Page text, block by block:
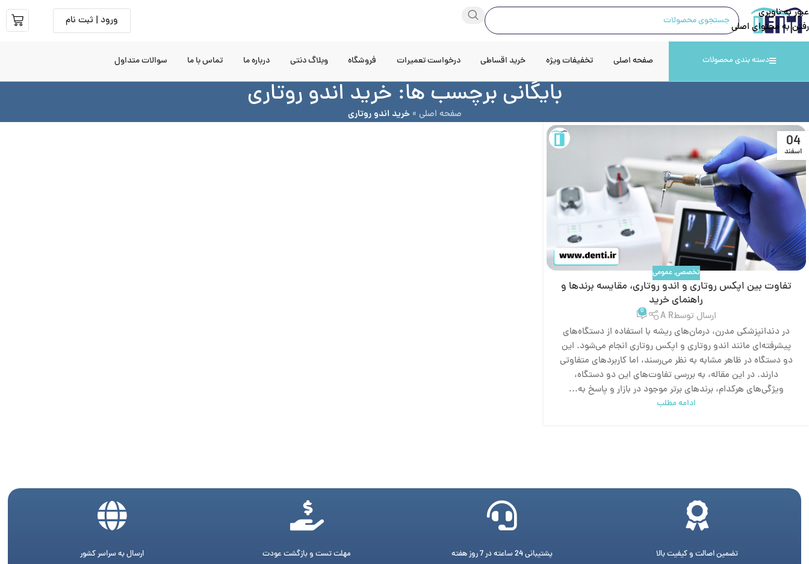
عبور به ناوبری
رفتن به محتوای اصلی
ورود | ثبت نام
دسته بندی محصولات صفحه اصلی تخفیفات ویژه خرید اقساطی درخواست تعمیرات فروشگاه وبلاگ دنتی درباره ما تماس با ما سوالات متداول
بایگانی برچسب ها: خرید اندو روتاری
صفحه اصلی » خرید اندو روتاری
04
اسفند
تخصصی,عمومی
تفاوت بین اپکس روتاری و اندو روتاری، مقایسه برندها و
راهنمای خرید
ارسال توسطA R
0
در دندانپزشکی مدرن، درمان‌های ریشه با استفاده از دستگاه‌های
پیشرفته‌ای مانند اندو روتاری و اپکس روتاری انجام می‌شود. این
دو دستگاه در ظاهر مشابه به نظر می‌رسند، اما کاربردهای متفاوتی
دارند. در این مقاله، به بررسی تفاوت‌های این دو دستگاه،
ویژگی‌های هرکدام، برندهای برتر موجود در بازار و پاسخ به...
ادامه مطلب
تضمین اصالت و کیفیت بالا پشتیبانی 24 ساعته در 7 روز هفته مهلت تست و بازگشت عودت ارسال به سراسر کشور